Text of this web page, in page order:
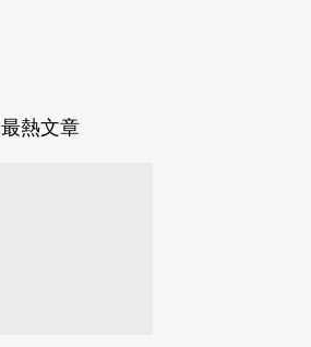
最熱文章